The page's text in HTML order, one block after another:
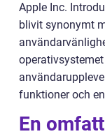
Apple Inc.
blivit synonymt
funktioner och
En